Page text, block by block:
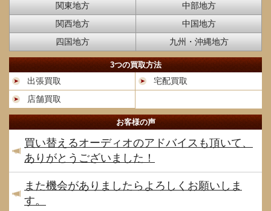
関東地方
中部地方
関西地方
中国地方
四国地方
九州・沖縄地方
3つの買取方法
出張買取
宅配買取
店舗買取
お客様の声
買い替えるオーディオのアドバイスも頂いて、
ありがとうございました！
また機会がありましたらよろしくお願いしま
す。